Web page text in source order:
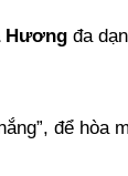
Hương đa
để